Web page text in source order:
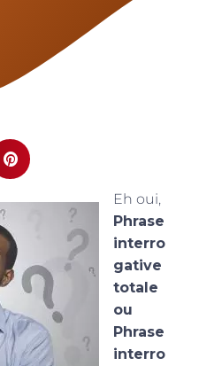
Eh oui,
Phrase
interro
gative
totale
ou
Phrase
interro